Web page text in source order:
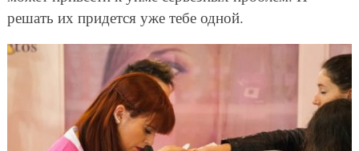
решать их придется уже тебе одной.